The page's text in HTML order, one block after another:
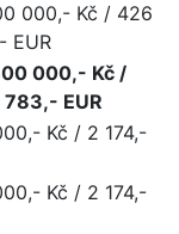
000,- Kč / 426
EUR
000,- Kč /
EUR
Kč / 2 174,-
Kč / 2 174,-